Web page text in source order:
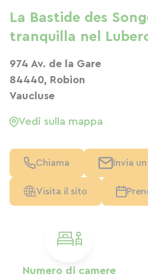
Numero di camere
La Bastide des
tranquilla nel
974 Av. de la Gare
84440, Robion
Vaucluse
Vedi sulla mappa
Chiama Invia
Visita il sito